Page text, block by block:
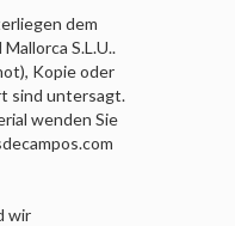
dem
S.L.U..
Kopie oder
sind untersagt.
wenden Sie
wir